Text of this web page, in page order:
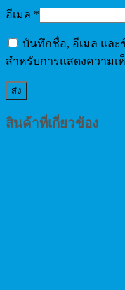
อีเมล *
บันทึกชื่อ, อีเมล และ
สำหรับการแสดงความเ
สินค้าที่เกี่ยวข้อง